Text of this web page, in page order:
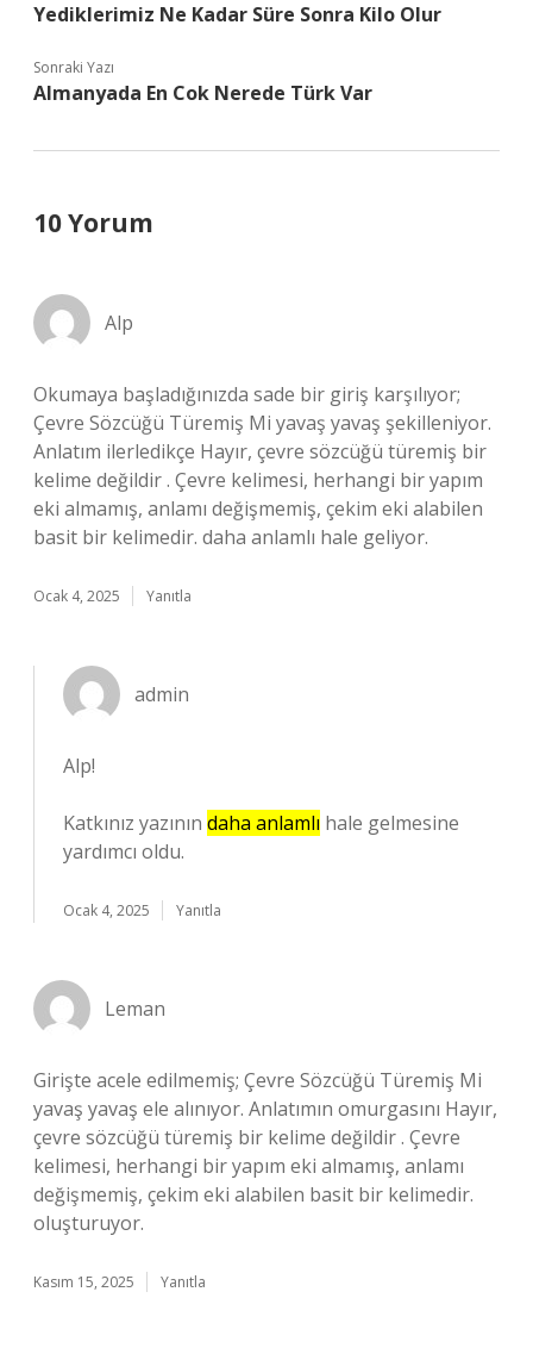
Yediklerimiz Ne Kadar Süre Sonra Kilo Olur
Sonraki Yazı
Almanyada En Cok Nerede Türk Var
10 Yorum
Alp
Okumaya başladığınızda sade bir giriş karşılıyor;
Çevre Sözcüğü Türemiş Mi yavaş yavaş şekilleniyor.
Anlatım ilerledikçe Hayır, çevre sözcüğü türemiş bir
kelime değildir . Çevre kelimesi, herhangi bir yapım
eki almamış, anlamı değişmemiş, çekim eki alabilen
basit bir kelimedir. daha anlamlı hale geliyor.
Ocak 4, 2025 Yanıtla
admin
Alp!
Katkınız yazının daha anlamlı hale gelmesine
yardımcı oldu.
Ocak 4, 2025 Yanıtla
Leman
Girişte acele edilmemiş; Çevre Sözcüğü Türemiş Mi
yavaş yavaş ele alınıyor. Anlatımın omurgasını Hayır,
çevre sözcüğü türemiş bir kelime değildir . Çevre
kelimesi, herhangi bir yapım eki almamış, anlamı
değişmemiş, çekim eki alabilen basit bir kelimedir.
oluşturuyor.
Kasım 15, 2025 Yanıtla